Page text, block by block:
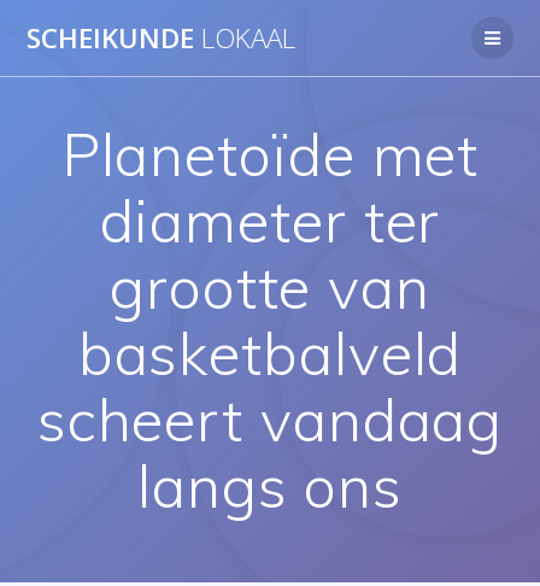
naar
SCHEIKUNDE LOKAAL
Planetoïde met
diameter ter
grootte van
basketbalveld
scheert vandaag
langs ons